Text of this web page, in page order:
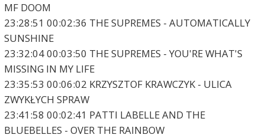
MF DOOM
23:28:51 00:02:36 THE SUPREMES - AUTOMATICALLY
SUNSHINE
23:32:04 00:03:50 THE SUPREMES - YOU'RE WHAT'S
MISSING IN MY LIFE
23:35:53 00:06:02 KRZYSZTOF KRAWCZYK - ULICA
ZWYKŁYCH SPRAW
23:41:58 00:02:41 PATTI LABELLE AND THE
BLUEBELLES - OVER THE RAINBOW